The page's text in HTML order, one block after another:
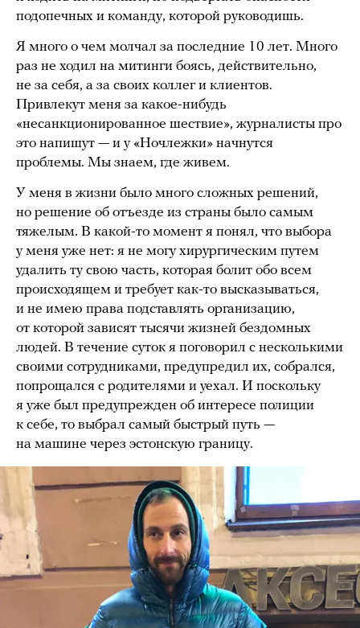
подопечных и команду, которой руководишь.
Я много о чем молчал за последние 10 лет. Много
раз не ходил на митинги боясь, действительно,
не за себя, а за своих коллег и клиентов.
Привлекут меня за какое-нибудь
«несанкционированное шествие», журналисты про
это напишут — и у «Ночлежки» начнутся
проблемы. Мы знаем, где живем.
У меня в жизни было много сложных решений,
но решение об отъезде из страны было самым
тяжелым. В какой-то момент я понял, что выбора
у меня уже нет: я не могу хирургическим путем
удалить ту свою часть, которая болит обо всем
происходящем и требует как-то высказываться,
и не имею права подставлять организацию,
от которой зависят тысячи жизней бездомных
людей. В течение суток я поговорил с несколькими
своими сотрудниками, предупредил их, собрался,
попрощался с родителями и уехал. И поскольку
я уже был предупрежден об интересе полиции
к себе, то выбрал самый быстрый путь —
на машине через эстонскую границу.